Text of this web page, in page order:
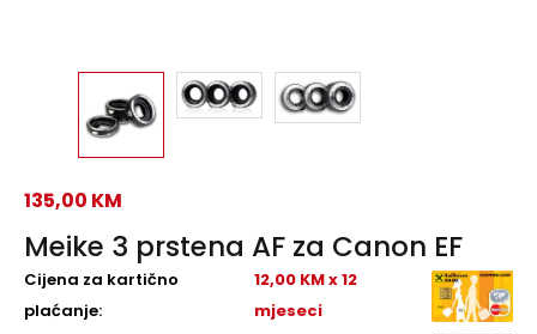
Meike 3 prstena AF za Canon EF
135,00 KM
Cijena za kartično
plaćanje:
12,00 KM x 12
mjeseci